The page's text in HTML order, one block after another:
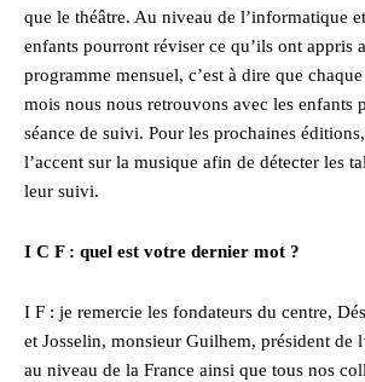
que le théâtre. Au niveau de l’informatique
enfants pourront réviser ce qu’ils ont appris
programme mensuel, c’est à dire que
mois nous nous retrouvons avec les enfants
séance de suivi. Pour les prochaines
l’accent sur la musique afin de détecter les
leur suivi.
I C F : quel est votre dernier mot ?
I F : je remercie les fondateurs du centre,
et Josselin, monsieur Guilhem, président de
au niveau de la France ainsi que tous nos